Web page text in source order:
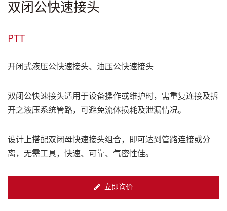
双闭公快速接头
PTT
开闭式液压公快速接头、油压公快速接头
双闭公快速接头适用于设备操作或维护时，需重复连接及拆
开之液压系统管路，可避免流体损耗及泄漏情况。
设计上搭配双闭母快速接头组合，即可达到管路连接或分
离，无需工具，快速、可靠、气密性佳。
立即询价